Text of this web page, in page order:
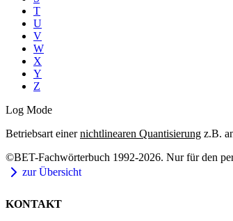
T
U
V
W
X
Y
Z
Log Mode
Betriebsart einernichtlinearen Quantisierung z.B.
©BET-Fachwörterbuch 1992-2026. Nur für den
zur Übersicht
KONTAKT